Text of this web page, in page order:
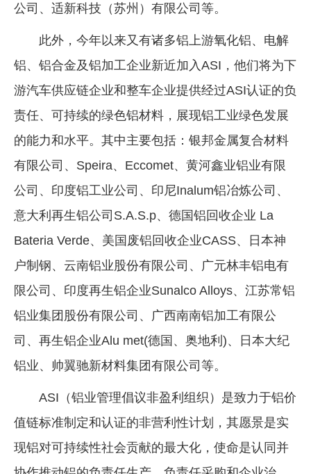
公司、适新科技（苏州）有限公司等。
此外，今年以来又有诸多铝上游氧化铝、电解
铝、铝合金及铝加工企业新近加入ASI，他们将为下
游汽车供应链企业和整车企业提供经过ASI认证的负
责任、可持续的绿色铝材料，展现铝工业绿色发展
的能力和水平。其中主要包括：银邦金属复合材料
有限公司、Speira、Eccomet、黄河鑫业铝业有限
公司、印度铝工业公司、印尼Inalum铝冶炼公司、
意大利再生铝公司S.A.S.p、德国铝回收企业 La
Bateria Verde、美国废铝回收企业CASS、日本神
户制钢、云南铝业股份有限公司、广元林丰铝电有
限公司、印度再生铝企业Sunalco Alloys、江苏常铝
铝业集团股份有限公司、广西南南铝加工有限公
司、再生铝企业Alu met(德国、奥地利)、日本大纪
铝业、帅翼驰新材料集团有限公司等。
ASI（铝业管理倡议非盈利组织）是致力于铝价
值链标准制定和认证的非营利性计划，其愿景是实
现铝对可持续性社会贡献的最大化，使命是认同并